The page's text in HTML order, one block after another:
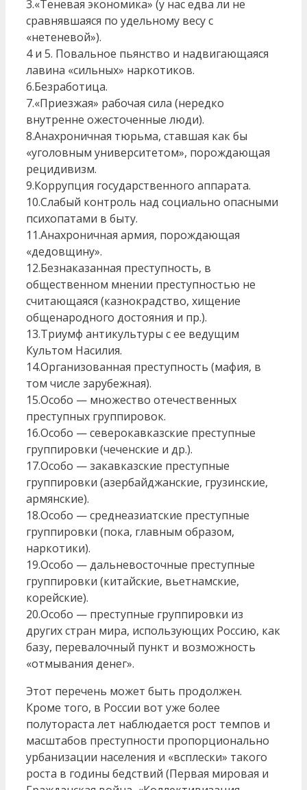
3.«Теневая экономика» (у нас едва ли не
сравнявшаяся по удельному весу с
«нетеневой»).
4 и 5. Повальное пьянство и надвигающаяся
лавина «сильных» наркотиков.
6.Безработица.
7.«Приезжая» рабочая сила (нередко
внутренне ожесточенные люди).
8.Анахроничная тюрьма, ставшая как бы
«уголовным университетом», порождающая
рецидивизм.
9.Коррупция государственного аппарата.
10.Слабый контроль над социально опасными
психопатами в быту.
11.Анахроничная армия, порождающая
«дедовщину».
12.Безнаказанная преступность, в
общественном мнении преступностью не
считающаяся (казнокрадство, хищение
общенародного достояния и пр.).
13.Триумф антикультуры с ее ведущим
Культом Насилия.
14.Организованная преступность (мафия, в
том числе зарубежная).
15.Особо — множество отечественных
преступных группировок.
16.Особо — северокавказские преступные
группировки (чеченские и др.).
17.Особо — закавказские преступные
группировки (азербайджанские, грузинские,
армянские).
18.Особо — среднеазиатские преступные
группировки (пока, главным образом,
наркотики).
19.Особо — дальневосточные преступные
группировки (китайские, вьетнамские,
корейские).
20.Особо — преступные группировки из
других стран мира, использующих Россию, как
базу, перевалочный пункт и возможность
«отмывания денег».
Этот перечень может быть продолжен.
Кроме того, в России вот уже более
полутораста лет наблюдается рост темпов и
масштабов преступности пропорционально
урбанизации населения и «всплески» такого
роста в годины бедствий (Первая мировая и